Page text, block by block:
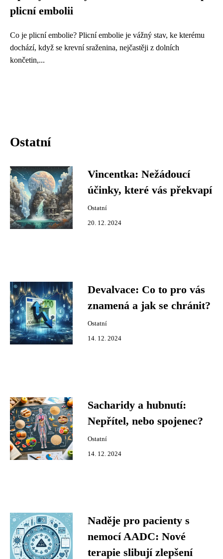
plicní embolii
Co je plicní embolie? Plicní embolie je vážný stav, ke kterému
dochází, když se krevní sraženina, nejčastěji z dolních
končetin,...
Ostatní
Vincentka: Nežádoucí
účinky, které vás překvapí
Ostatní
20. 12. 2024
Devalvace: Co to pro vás
znamená a jak se chránit?
Ostatní
14. 12. 2024
Sacharidy a hubnutí:
Nepřítel, nebo spojenec?
Ostatní
14. 12. 2024
Naděje pro pacienty s
nemocí AADC: Nové
terapie slibují zlepšení